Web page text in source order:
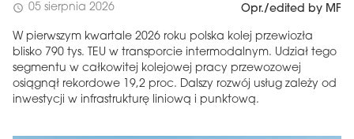
schedule 05 sierpnia 2026 Opr./edited by MF
W pierwszym kwartale 2026 roku polska kolej przewiozła
blisko 790 tys. TEU w transporcie intermodalnym. Udział tego
segmentu w całkowitej kolejowej pracy przewozowej
osiągnął rekordowe 19,2 proc. Dalszy rozwój usług zależy od
inwestycji w infrastrukturę liniową i punktową.